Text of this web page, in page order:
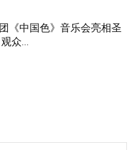
《中国色》音乐会亮相圣
众...